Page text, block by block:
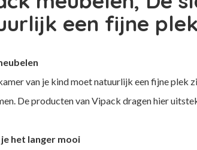
een fijne
van je kind moet natuurlijk een fijne plek
De producten van Vipack dragen hier
het langer mooi